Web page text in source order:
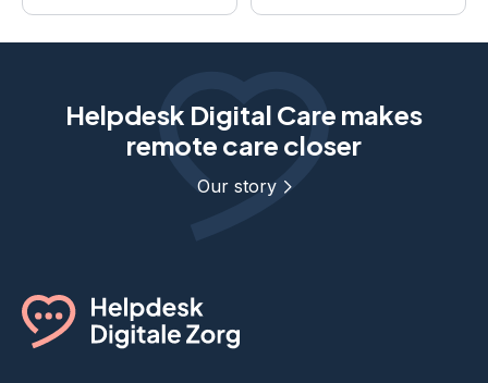
Helpdesk Digital Care makes
remote care closer
Our story